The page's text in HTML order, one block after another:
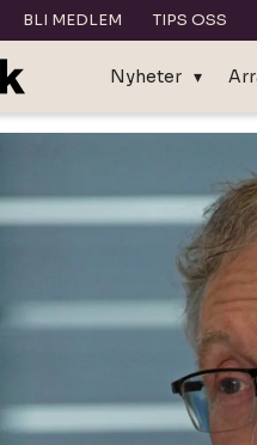
BLI MEDLEM TIPS OSS
Nyheter